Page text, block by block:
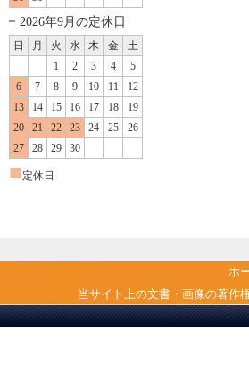
2026年9月の定休日
日 月 火 水 木 金
土
1
2 3 4
5
6
7 8 9 10 11
12
13
14 15 16 17 18
19
20
21 22 23 24 25
26
27
28 29 30
■ 定休日
ホ
当サイト上の文書・画像の著作